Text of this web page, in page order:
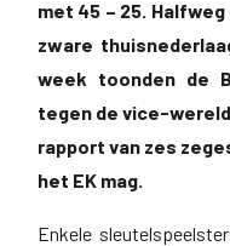
met 45 – 25.
zware
week toonden de
tegen de vice-
rapport van zes
het EK mag.
Enkele